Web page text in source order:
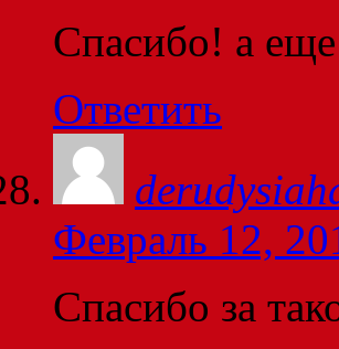
Спасибо! а
Ответить
Февраль 12,
Спасибо за